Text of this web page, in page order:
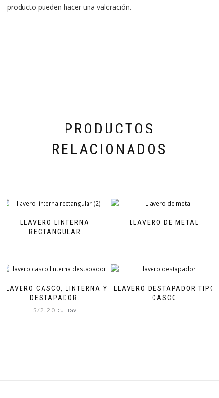
producto pueden hacer una valoración.
PRODUCTOS
RELACIONADOS
LLAVERO LINTERNA
RECTANGULAR
LLAVERO DE METAL
LLAVERO CASCO, LINTERNA Y
DESTAPADOR.
S/2.20 Con IGV
LLAVERO DESTAPADOR TIPO
CASCO